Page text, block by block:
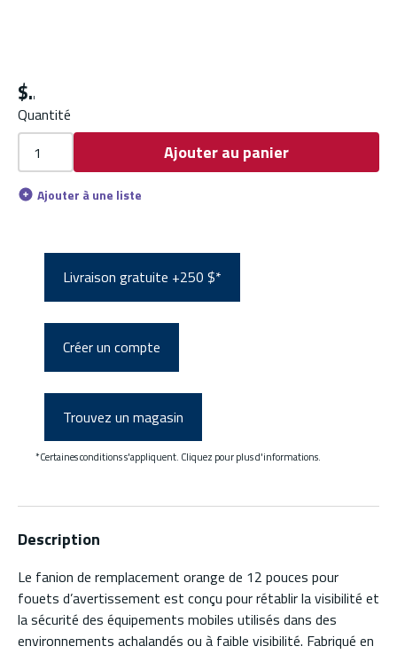
$
Quantité
Ajouter au panier
Ajouter à une liste
Livraison gratuite +250 $*
Créer un compte
Trouvez un magasin
*Certaines conditions s'appliquent. Cliquez pour plus d'informations.
Description
Le fanion de remplacement orange de 12 pouces pour
fouets d’avertissement est conçu pour rétablir la visibilité et
la sécurité des équipements mobiles utilisés dans des
environnements achalandés ou à faible visibilité. Fabriqué en